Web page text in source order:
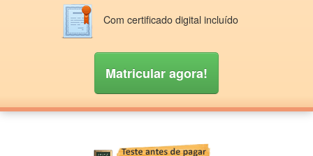
Com certificado digital incluído
Matricular agora!